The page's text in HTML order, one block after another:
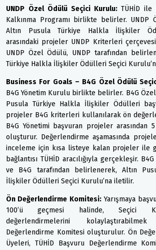
UNDP Özel Ödülü Seçici Kurulu:TÜHİD ile
Kalkınma Programı birlikte belirler. UNDP
Altın Pusula Türkiye Halkla İlişkiler
arasındaki projeler UNDP Kriterleri
UNDP Özel Ödülü, UNDP tarafından
Türkiye Halkla İlişkiler Ödülleri Seçici
Business For Goals – B4G Özel Ödülü
B4G Yönetim Kurulu birlikte belirler. B4G
Pusula Türkiye Halkla İlişkiler Ödülleri
projeler B4G kriterleri kullanılarak ön
B4G Yönetimi başvuran projeler arasından
oluşturur. Değerlendirme aşamasında
inceleme için kısa listeye kalan projeler ile
bağlantısı TÜHİD aracılığıyla gerçekleşir.
ve B4G tarafından belirlenerek, Altın
İlişkiler Ödülleri Seçici Kurulu’na iletilir.
Ön Değerlendirme Komitesi:Yarışmaya
100’ü geçmesi halinde, Seçici
değerlendirmelerini
Değerlendirme Komitesi oluşturulur. Ön
Üyeleri, TÜHİD Başvuru Değerlendirme